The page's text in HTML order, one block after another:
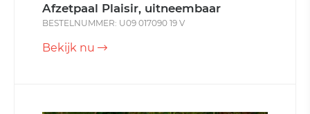
Afzetpaal Plaisir, uitneembaar
BESTELNUMMER: U09 017090 19 V
Bekijk nu